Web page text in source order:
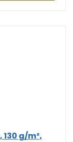
g/m²,